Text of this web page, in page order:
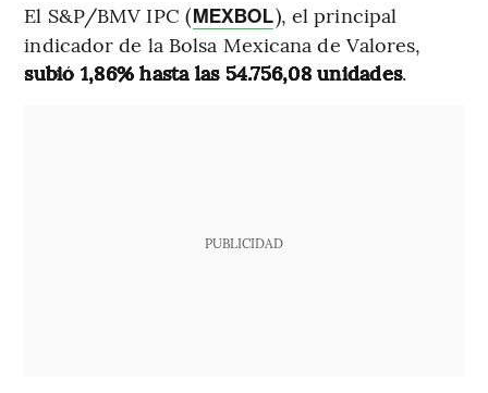
El S&P/BMV IPC (MEXBOL), el principal
indicador de la Bolsa Mexicana de Valores,
subió 1,86% hasta las 54.756,08 unidades.
PUBLICIDAD